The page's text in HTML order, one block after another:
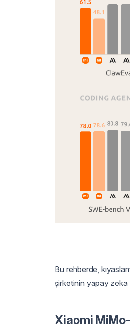
Bu rehberde,
şirketinin yapay zeka
Xiaomi